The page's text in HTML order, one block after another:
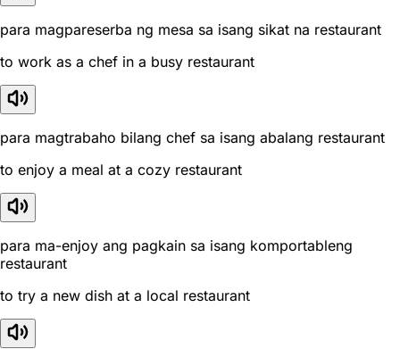
para magpareserba ng mesa sa isang sikat na restaurant
to work as a chef in a busy restaurant
para magtrabaho bilang chef sa isang abalang restaurant
to enjoy a meal at a cozy restaurant
para ma-enjoy ang pagkain sa isang komportableng
restaurant
to try a new dish at a local restaurant